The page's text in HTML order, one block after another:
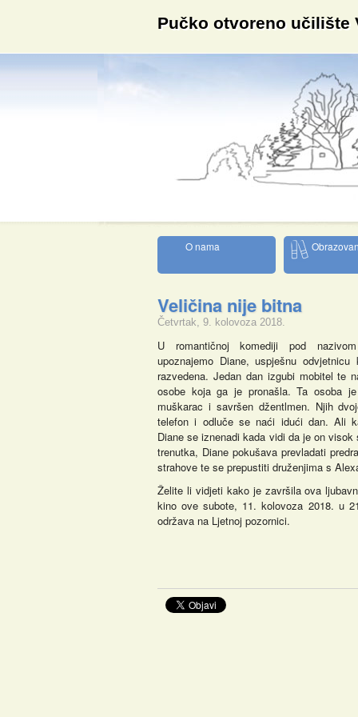
Pučko otvoreno učilište
O nama
Veličina nije bitna
Četvrtak, 9. kolovoza 2018.
U romantičnoj komediji pod
upoznajemo Diane, uspješnu
razvedena. Jedan dan izgubi mobitel te
osobe koja ga je pronašla. Ta osoba je
muškarac i savršen džentlmen. Njih
telefon i odluče se naći idući dan. Ali
Diane se iznenadi kada vidi da je on
trenutka, Diane pokušava prevladati
strahove te se prepustiti druženjima s
Želite li vidjeti kako je završila ova
kino ove subote, 11. kolovoza 2018. u
održava na Ljetnoj pozornici.